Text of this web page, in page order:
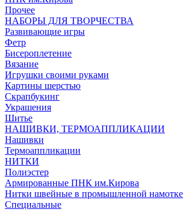
Прочее
НАБОРЫ ДЛЯ ТВОРЧЕСТВА
Развивающие игры
Фетр
Бисероплетение
Вязание
Игрушки своими руками
Картины шерстью
Скрапбукинг
Украшения
Шитье
НАШИВКИ, ТЕРМОАППЛИКАЦИИ
Нашивки
Термоаппликации
НИТКИ
Полиэстер
Армированные ПНК им.Кирова
Нитки швейные в промышленной намотке
Специальные